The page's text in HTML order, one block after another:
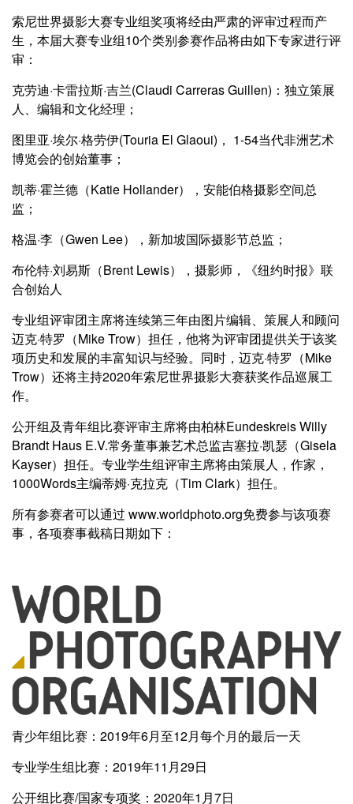
索尼世界摄影大赛专业组奖项将经由严肃的评审过程而产
生，本届大赛专业组10个类别参赛作品将由如下专家进行评
审：
克劳迪·卡雷拉斯·吉兰(Claudi Carreras Guillen)：独立策展
人、编辑和文化经理；
图里亚·埃尔·格劳伊(Touria El Glaoui)， 1-54当代非洲艺术
博览会的创始董事；
凯蒂·霍兰德（Katie Hollander），安能伯格摄影空间总
监；
格温·李（Gwen Lee），新加坡国际摄影节总监；
布伦特·刘易斯（Brent Lewis），摄影师，《纽约时报》联
合创始人
专业组评审团主席将连续第三年由图片编辑、策展人和顾问
迈克·特罗（Mike Trow）担任，他将为评审团提供关于该奖
项历史和发展的丰富知识与经验。同时，迈克·特罗（Mike
Trow）还将主持2020年索尼世界摄影大赛获奖作品巡展工
作。
公开组及青年组比赛评审主席将由柏林Eundeskreis Willy
Brandt Haus E.V.常务董事兼艺术总监吉塞拉·凯瑟（Gisela
Kayser）担任。专业学生组评审主席将由策展人，作家，
1000Words主编蒂姆·克拉克（Tim Clark）担任。
所有参赛者可以通过 www.worldphoto.org免费参与该项赛
事，各项赛事截稿日期如下：
青少年组比赛：2019年6月至12月每个月的最后一天
专业学生组比赛：2019年11月29日
公开组比赛/国家专项奖：2020年1月7日